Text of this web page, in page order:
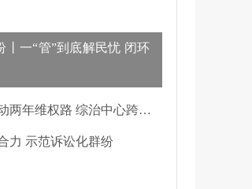
丨一“管”到底解民忧 闭环
一栋危房牵动两年维权路 综治中心跨省寻鉴解民忧
力 示范诉讼化群纷